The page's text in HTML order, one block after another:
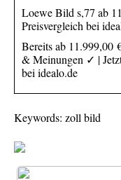
Loewe Bild s,77 ab
Preisvergleich bei
Bereits ab
& Meinungen ✓ |
bei idealo.de
Keywords: zoll bild